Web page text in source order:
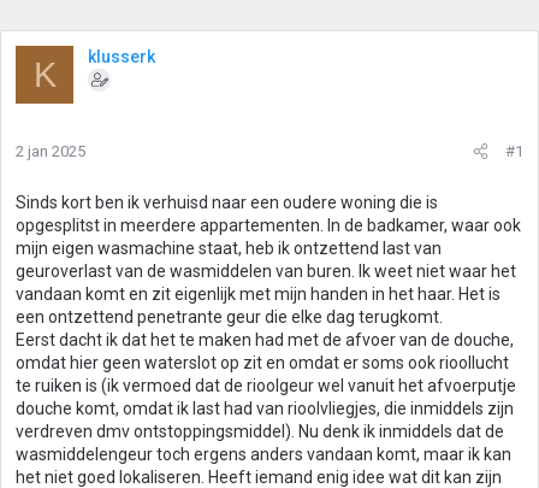
K klusserk
2 jan 2025 #1
Sinds kort ben ik verhuisd naar een oudere woning die is
opgesplitst in meerdere appartementen. In de badkamer, waar ook
mijn eigen wasmachine staat, heb ik ontzettend last van
geuroverlast van de wasmiddelen van buren. Ik weet niet waar het
vandaan komt en zit eigenlijk met mijn handen in het haar. Het is
een ontzettend penetrante geur die elke dag terugkomt.
Eerst dacht ik dat het te maken had met de afvoer van de douche,
omdat hier geen waterslot op zit en omdat er soms ook rioollucht
te ruiken is (ik vermoed dat de rioolgeur wel vanuit het afvoerputje
douche komt, omdat ik last had van rioolvliegjes, die inmiddels zijn
verdreven dmv ontstoppingsmiddel). Nu denk ik inmiddels dat de
wasmiddelengeur toch ergens anders vandaan komt, maar ik kan
het niet goed lokaliseren. Heeft iemand enig idee wat dit kan zijn